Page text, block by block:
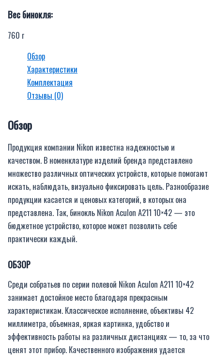
Вес бинокля:
760 г
Обзор
Характеристики
Комплектация
Отзывы (0)
Обзор
Продукция компании Nikon известна надежностью и
качеством. В номенклатуре изделий бренда представлено
множество различных оптических устройств, которые помогают
искать, наблюдать, визуально фиксировать цель. Разнообразие
продукции касается и ценовых категорий, в которых она
представлена. Так, бинокль Nikon Aculon A211 10×42 — это
бюджетное устройство, которое может позволить себе
практически каждый.
ОБЗОР
Среди собратьев по серии полевой Nikon Aculon A211 10×42
занимает достойное место благодаря прекрасным
характеристикам. Классическое исполнение, объективы 42
миллиметра, объемная, яркая картинка, удобство и
эффективность работы на различных дистанциях — то, за что
ценят этот прибор. Качественного изображения удается